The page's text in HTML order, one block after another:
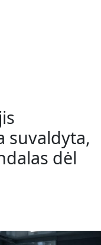
suvaldyta,
dėl